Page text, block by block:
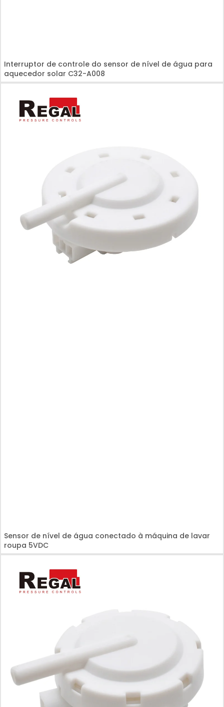
Interruptor de controle do sensor de nível de água para
aquecedor solar C32-A008
Sensor de nível de água conectado à máquina de lavar
roupa 5VDC